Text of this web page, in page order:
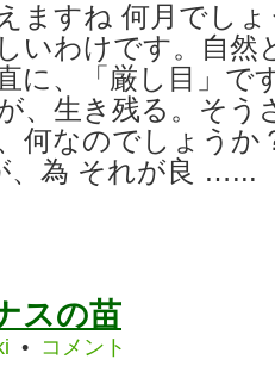
ますね 何月でし
いわけです。自然
に、「厳し目」で
、生き残る。そう
何なのでしょうか
、為 それが良 …...
スの苗
• コメント